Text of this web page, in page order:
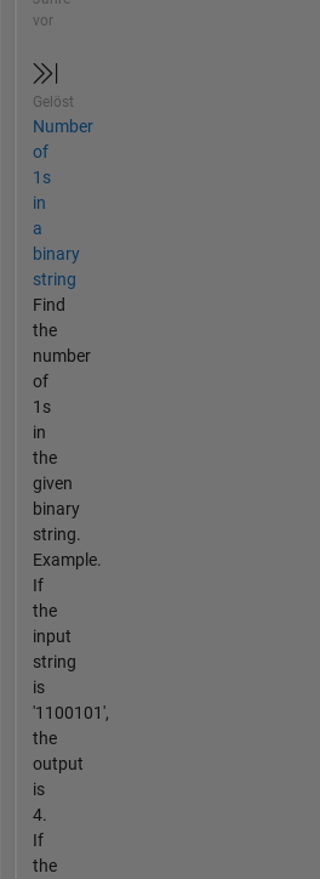
vor
Gelöst
Number
of
1s
in
a
binary
string
Find
the
number
of
1s
in
the
given
binary
string.
Example.
If
the
input
string
is
'1100101',
the
output
is
4.
If
the